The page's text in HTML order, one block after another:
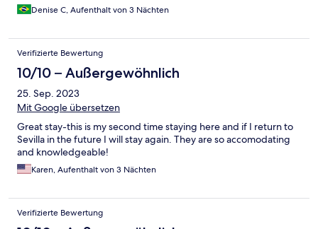
Denise C, Aufenthalt von 3 Nächten
Verifizierte Bewertung
10/10 – Außergewöhnlich
25. Sep. 2023
Mit Google übersetzen
Great stay-this is my second time staying here and if I return to
Sevilla in the future I will stay again. They are so accomodating
and knowledgeable!
Karen, Aufenthalt von 3 Nächten
Verifizierte Bewertung